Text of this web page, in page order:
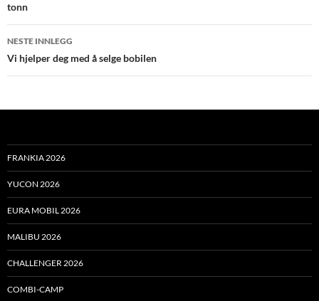
tonn
NESTE INNLEGG
Vi hjelper deg med å selge bobilen
FRANKIA 2026
YUCON 2026
EURA MOBIL 2026
MALIBU 2026
CHALLENGER 2026
COMBI-CAMP